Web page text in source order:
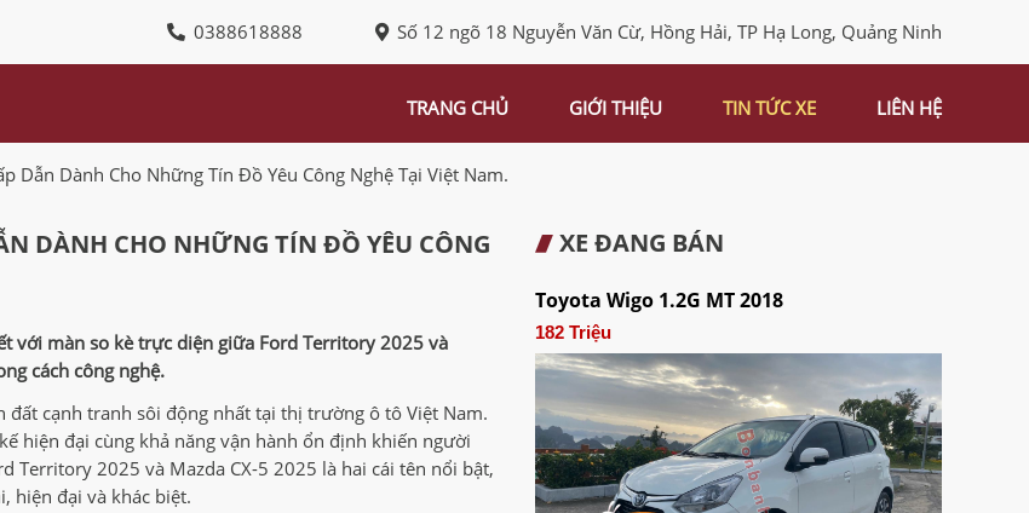
0388618888 Số 12 ngõ 18 Nguyễn Văn Cừ, Hồng Hải, TP Hạ Long, Quảng Ninh
TRANG CHỦ GIỚI THIỆU TIN TỨC XE LIÊN HỆ
Dẫn Dành Cho Những Tín Đồ Yêu Công Nghệ Tại Việt Nam.
DÀNH CHO NHỮNG TÍN ĐỒ YÊU CÔNG
với màn so kè trực diện giữa Ford Territory 2025 và
cách công nghệ.
cạnh tranh sôi động nhất tại thị trường ô tô Việt Nam.
hiện đại cùng khả năng vận hành ổn định khiến người
Territory 2025 và Mazda CX-5 2025 là hai cái tên nổi bật,
hiện đại và khác biệt.
XE ĐANG BÁN
Toyota Wigo 1.2G MT 2018
182 Triệu